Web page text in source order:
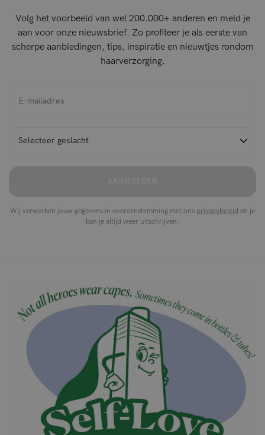
Volg het voorbeeld van wel 200.000+ anderen en meld je
aan voor onze nieuwsbrief. Zo profiteer je als eerste van
scherpe aanbiedingen, tips, inspiratie en nieuwtjes rondom
haarverzorging.
Wij verwerken jouw gegevens in overeenstemming met ons privacybeleid en je
kan je altijd weer uitschrijven.